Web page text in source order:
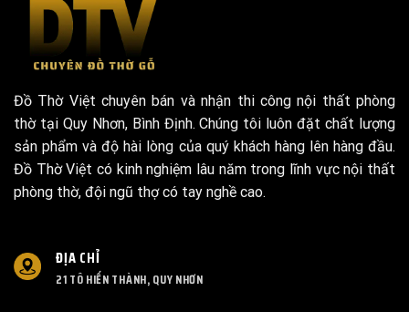
Đồ Thờ Việt chuyên bán và nhận thi công nội thất phòng
thờ tại Quy Nhơn, Bình Định. Chúng tôi luôn đặt chất lượng
sản phẩm và độ hài lòng của quý khách hàng lên hàng đầu.
Đồ Thờ Việt có kinh nghiệm lâu năm trong lĩnh vực nội thất
phòng thờ, đội ngũ thợ có tay nghề cao.
ĐỊA CHỈ
21 TÔ HIẾN THÀNH, QUY NHƠN